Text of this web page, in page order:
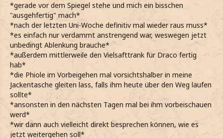
*gerade vor dem Spiegel stehe und mich ein bisschen
"ausgehfertig" mach*
*nach der letzten Uni-Woche definitiv mal wieder raus muss*
*es einfach nur verdammt anstrengend war, weswegen jetzt
unbedingt Ablenkung brauche*
*außerdem mittlerweile den Vielsafttrank für Draco fertig
hab*
*die Phiole im Vorbeigehen mal vorsichtshalber in meine
Jackentasche gleiten lass, falls ihm heute über den Weg laufen
sollte*
*ansonsten in den nächsten Tagen mal bei ihm vorbeischauen
werd*
*wir dann auch vielleicht direkt besprechen können, wie es
jetzt weitergehen soll*